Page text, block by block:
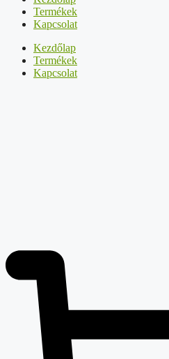
Termékek
Kapcsolat
Kezdőlap
Termékek
Kapcsolat